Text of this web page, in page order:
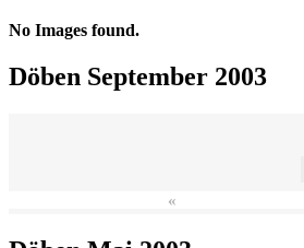
No Images found.
Döben September 2003
«